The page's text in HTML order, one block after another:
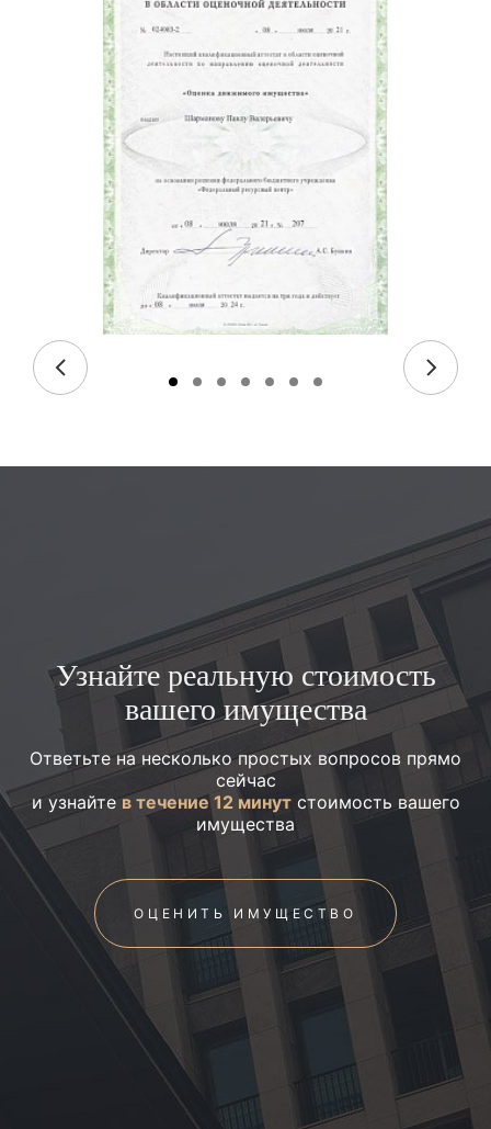
Узнайте реальную стоимость
вашего имущества
Ответьте на несколько простых вопросов прямо
сейчас
и узнайтев течение 12 минутстоимость вашего
имущества
ОЦЕНИТЬ ИМУЩЕСТВО